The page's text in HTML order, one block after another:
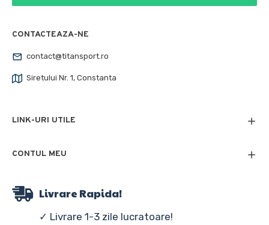
CONTACTEAZA-NE
contact@titansport.ro
Siretului Nr. 1, Constanta
LINK-URI UTILE
CONTUL MEU
Livrare Rapida!
✓ Livrare 1-3 zile lucratoare!